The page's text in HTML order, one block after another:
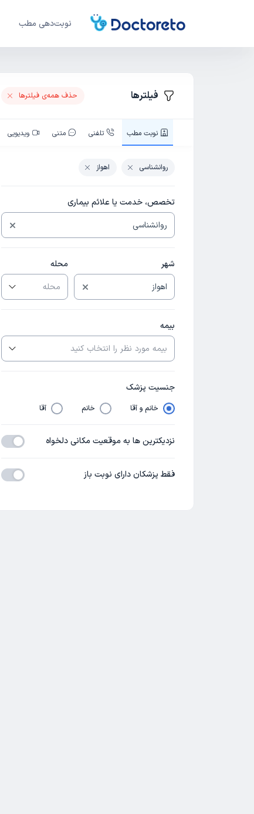
نوبت‌دهی مطب
فیلترها حذف همه‌ی فیلتر‌ها
نوبت‌ مطب تلفنی متنی ویدیویی
روانشناسی اهواز
تخصص، خدمت یا علائم بیماری
شهر محله
بیمه
جنسیت پزشک
خانم و آقا خانم آقا
نزدیکترین ها به موقعیت مکانی دلخواه
فقط پزشکان دارای نوبت باز